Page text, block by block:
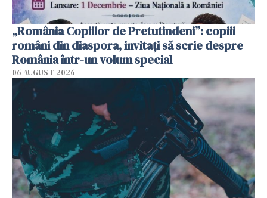
„România Copiilor de Pretutindeni”: copiii
români din diaspora, invitați să scrie despre
România într-un volum special
06 AUGUST 2026